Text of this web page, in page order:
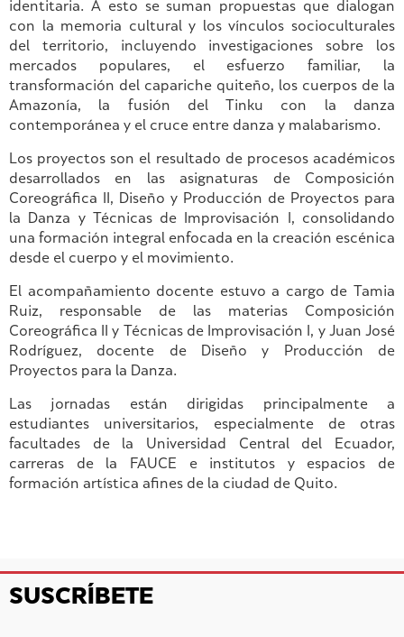
identitaria. A esto se suman propuestas que dialogan
con la memoria cultural y los vínculos socioculturales
del territorio, incluyendo investigaciones sobre los
mercados populares, el esfuerzo familiar, la
transformación del capariche quiteño, los cuerpos de la
Amazonía, la fusión del Tinku con la danza
contemporánea y el cruce entre danza y malabarismo.
Los proyectos son el resultado de procesos académicos
desarrollados en las asignaturas de Composición
Coreográfica II, Diseño y Producción de Proyectos para
la Danza y Técnicas de Improvisación I, consolidando
una formación integral enfocada en la creación escénica
desde el cuerpo y el movimiento.
El acompañamiento docente estuvo a cargo de Tamia
Ruiz, responsable de las materias Composición
Coreográfica II y Técnicas de Improvisación I, y Juan José
Rodríguez, docente de Diseño y Producción de
Proyectos para la Danza.
Las jornadas están dirigidas principalmente a
estudiantes universitarios, especialmente de otras
facultades de la Universidad Central del Ecuador,
carreras de la FAUCE e institutos y espacios de
formación artística afines de la ciudad de Quito.
SUSCRÍBETE